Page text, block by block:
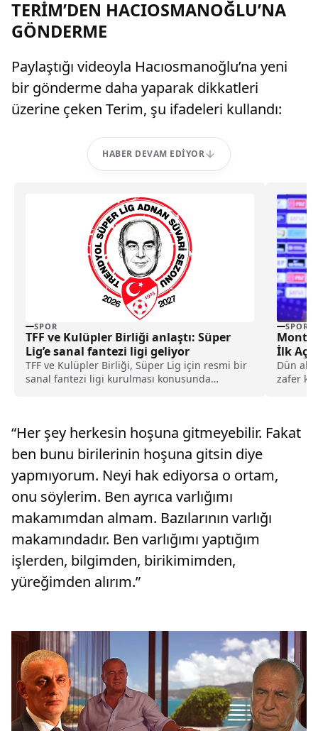
TERİM’DEN HACIOSMANOĞLU’NA
GÖNDERME
Paylaştığı videoyla Hacıosmanoğlu’na yeni
bir gönderme daha yaparak dikkatleri
üzerine çeken Terim, şu ifadeleri kullandı:
HABER DEVAM EDIYOR
SPOR
TFF ve Kulüpler Birliği anlaştı: Süper
Lig’e sanal fantezi ligi geliyor
TFF ve Kulüpler Birliği, Süper Lig için resmi bir
sanal fantezi ligi kurulması konusunda
SPOR
İlk
Dün
zafer
“Her şey herkesin hoşuna gitmeyebilir. Fakat
ben bunu birilerinin hoşuna gitsin diye
yapmıyorum. Neyi hak ediyorsa o ortam,
onu söylerim. Ben ayrıca varlığımı
makamımdan almam. Bazılarının varlığı
makamındadır. Ben varlığımı yaptığım
işlerden, bilgimden, birikimimden,
yüreğimden alırım.”